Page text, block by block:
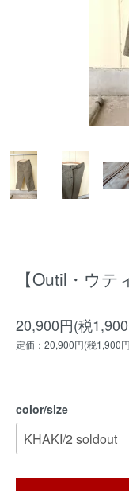
【Outil・ウ
20,900円(税
定価：20,900円(税1,900
color/size